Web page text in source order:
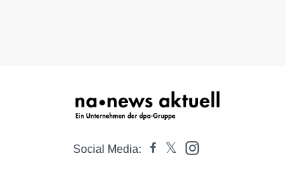
Social Media: